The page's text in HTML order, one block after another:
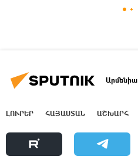
Արմենիա
ԼՈՒՐԵՐ ՀԱՅԱՍՏԱՆ ԱՇԽԱՐՀ